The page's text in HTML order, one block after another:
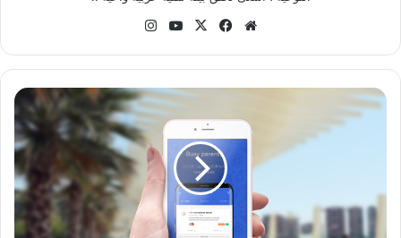
موقع
فيسبوك
‫X
‫YouTube
تطبيق
SchoolVoice
والمدرسة